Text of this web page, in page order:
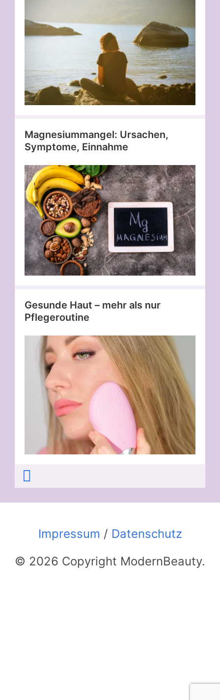
Magnesiummangel: Ursachen,
Symptome, Einnahme
Gesunde Haut – mehr als nur
Pflegeroutine
Impressum / Datenschutz
© 2026 Copyright ModernBeauty.